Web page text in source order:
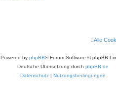
Alle
Powered by phpBB® Forum Software © phpBB
Deutsche Übersetzung durch phpBB.de
Datenschutz | Nutzungsbedingungen